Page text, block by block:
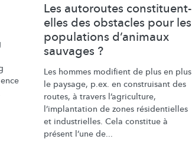
Les autoroutes constituent-
elles des obstacles pour les
populations d’animaux
sauvages ?
Les hommes modifient de plus en plus
le paysage, p.ex. en construisant des
routes, à travers l’agriculture,
l’implantation de zones résidentielles
et industrielles. Cela constitue à
présent l’une de...